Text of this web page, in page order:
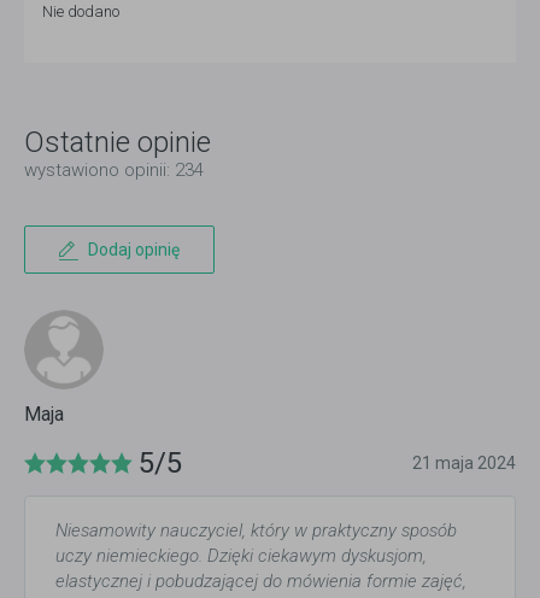
Nie dodano
Ostatnie opinie
wystawiono opinii: 234
Dodaj opinię
Maja
5/5 21 maja 2024
Niesamowity nauczyciel, który w praktyczny sposób
uczy niemieckiego. Dzięki ciekawym dyskusjom,
elastycznej i pobudzającej do mówienia formie zajęć,